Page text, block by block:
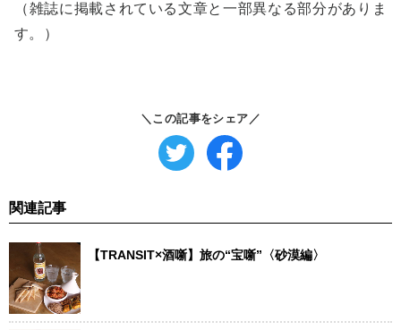
（雑誌に掲載されている文章と一部異なる部分がありま
す。）
＼この記事をシェア／
関連記事
【TRANSIT×酒噺】旅の“宝噺”〈砂漠編〉